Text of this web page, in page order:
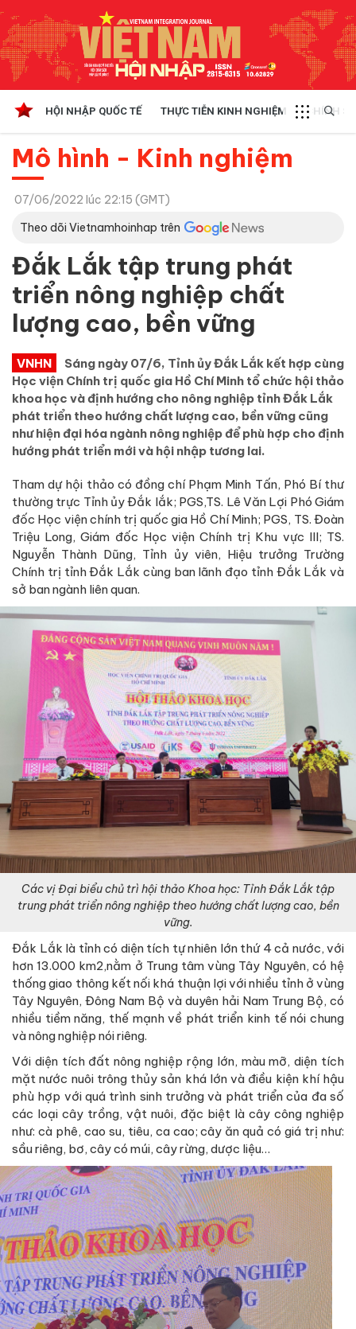
HỘI NHẬP QUỐC TẾ THỰC TIỄN KINH NGHIỆM CHÍNH
Mô hình - Kinh nghiệm
07/06/2022 lúc 22:15 (GMT)
Theo dõi Vietnamhoinhap trên
Đắk Lắk tập trung phát
triển nông nghiệp chất
lượng cao, bền vững
VNHN
Sáng ngày 07/6, Tỉnh ủy Đắk Lắk kết hợp cùng
Học viện Chính trị quốc gia Hồ Chí Minh tổ chức hội thảo
khoa học và định hướng cho nông nghiệp tỉnh Đắk Lắk
phát triển theo hướng chất lượng cao, bền vững cũng
như hiện đại hóa ngành nông nghiệp để phù hợp cho định
hướng phát triển mới và hội nhập tương lai.
Tham dự hội thảo có đồng chí Phạm Minh Tấn, Phó Bí thư
thường trực Tỉnh ủy Đắk lắk; PGS,TS. Lê Văn Lợi Phó Giám
đốc Học viện chính trị quốc gia Hồ Chí Minh; PGS, TS. Đoàn
Triệu Long, Giám đốc Học viện Chính trị Khu vực III; TS.
Nguyễn Thành Dũng, Tỉnh ủy viên, Hiệu trưởng Trường
Chính trị tỉnh Đắk Lắk cùng ban lãnh đạo tỉnh Đắk Lắk và
sở ban ngành liên quan.
Các vị Đại biểu chủ trì hội thảo Khoa học: Tỉnh Đắk Lắk tập
trung phát triển nông nghiệp theo hướng chất lượng cao, bền
vững.
Đắk Lắk là tỉnh có diện tích tự nhiên lớn thứ 4 cả nước, với
hơn 13.000 km2,nằm ở Trung tâm vùng Tây Nguyên, có hệ
thống giao thông kết nối khá thuận lợi với nhiều tỉnh ở vùng
Tây Nguyên, Đông Nam Bộ và duyên hải Nam Trung Bộ, có
nhiều tiềm năng, thế mạnh về phát triển kinh tế nói chung
và nông nghiệp nói riêng.
Với diện tích đất nông nghiệp rộng lớn, màu mỡ, diện tích
mặt nước nuôi trông thủy sản khá lớn và điều kiện khí hậu
phù hợp với quá trình sinh trưởng và phát triển của đa số
các loại cây trồng, vật nuôi, đặc biệt là cây công nghiệp
như: cà phê, cao su, tiêu, ca cao; cây ăn quả có giá trị như:
sầu riêng, bơ, cây có múi, cây rừng, dược liệu…